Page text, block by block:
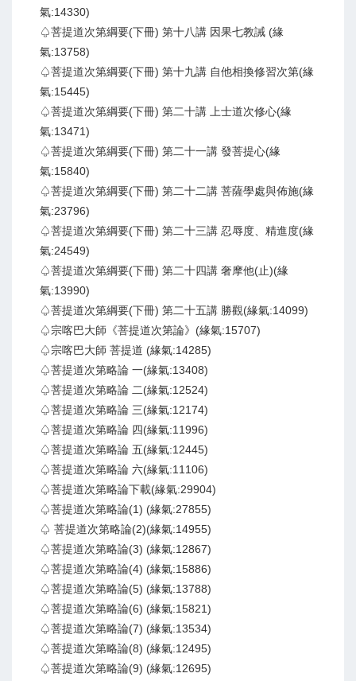
氣:14330)
♤菩提道次第綱要(下冊) 第十八講 因果七教誡 (緣
氣:13758)
♤菩提道次第綱要(下冊) 第十九講 自他相換修習次第(緣
氣:15445)
♤菩提道次第綱要(下冊) 第二十講 上士道次修心(緣
氣:13471)
♤菩提道次第綱要(下冊) 第二十一講 發菩提心(緣
氣:15840)
♤菩提道次第綱要(下冊) 第二十二講 菩薩學處與佈施(緣
氣:23796)
♤菩提道次第綱要(下冊) 第二十三講 忍辱度、精進度(緣
氣:24549)
♤菩提道次第綱要(下冊) 第二十四講 奢摩他(止)(緣
氣:13990)
♤菩提道次第綱要(下冊) 第二十五講 勝觀(緣氣:14099)
♤宗喀巴大師《菩提道次第論》(緣氣:15707)
♤宗喀巴大師 菩提道 (緣氣:14285)
♤菩提道次第略論 一(緣氣:13408)
♤菩提道次第略論 二(緣氣:12524)
♤菩提道次第略論 三(緣氣:12174)
♤菩提道次第略論 四(緣氣:11996)
♤菩提道次第略論 五(緣氣:12445)
♤菩提道次第略論 六(緣氣:11106)
♤菩提道次第略論下載(緣氣:29904)
♤菩提道次第略論(1) (緣氣:27855)
♤ 菩提道次第略論(2)(緣氣:14955)
♤菩提道次第略論(3) (緣氣:12867)
♤菩提道次第略論(4) (緣氣:15886)
♤菩提道次第略論(5) (緣氣:13788)
♤菩提道次第略論(6) (緣氣:15821)
♤菩提道次第略論(7) (緣氣:13534)
♤菩提道次第略論(8) (緣氣:12495)
♤菩提道次第略論(9) (緣氣:12695)